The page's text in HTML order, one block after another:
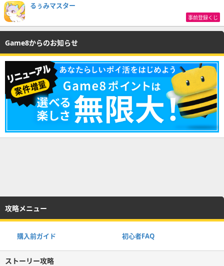
るぅみマスター
事前登録くじ
Game8からのお知らせ
攻略メニュー
購入前ガイド 初心者FAQ
ストーリー攻略